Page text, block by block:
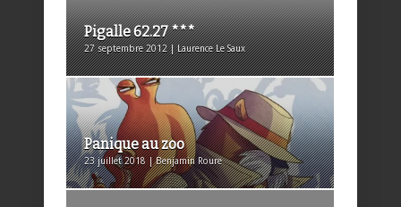
Pigalle 62.27 ***
27 septembre 2012 | Laurence Le Saux
Panique au zoo
23 juillet 2018 | Benjamin Roure